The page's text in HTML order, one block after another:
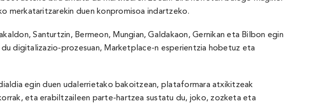
merkataritzarekin duen konpromisoa indartzeko.
Santurtzin, Bermeon, Mungian, Galdakaon, Gernikan eta Bilbon egin
digitalizazio-prozesuan, Marketplace-n esperientzia hobetuz eta
egin duen udalerrietako bakoitzean, plataformara atxikitzeak
eta erabiltzaileen parte-hartzea sustatu du, joko, zozketa eta